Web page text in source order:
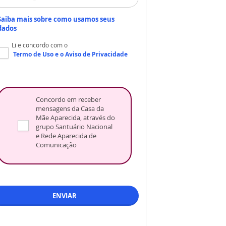
mais sobre como usamos seus
Li e concordo com o
Termo de Usoe oAviso de Privacidade
Concordo em receber
mensagens da Casa da
Mãe Aparecida, através do
grupo Santuário Nacional
e Rede Aparecida de
Comunicação
ENVIAR